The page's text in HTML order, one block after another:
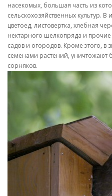
насекомых, большая часть из
сельскохозяйственных культур.
цветоед, листовертка, хлебная
нектарного шелкопряда и
садов и огородов. Кроме этого,
семенами растений, уничтожают
сорняков.